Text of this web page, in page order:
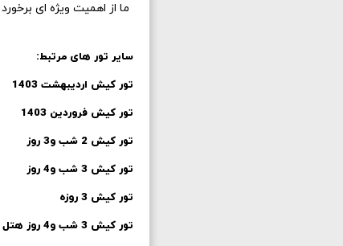
ما از اهمیت ویژه ای
سایر تور های مرتبط:
تور کیش اردیبهشت 1403
تور کیش فروردین 1403
تور کیش 2 شب و3 روز
تور کیش 3 شب و4 روز
تور کیش 3 روزه
تور کیش 3 شب و4 روز هتل داریوش